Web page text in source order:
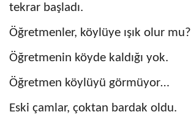
tekrar başladı.
Öğretmenler, köylüye ışık olur mu?
Öğretmenin köyde kaldığı yok.
Öğretmen köylüyü görmüyor…
Eski çamlar, çoktan bardak oldu.